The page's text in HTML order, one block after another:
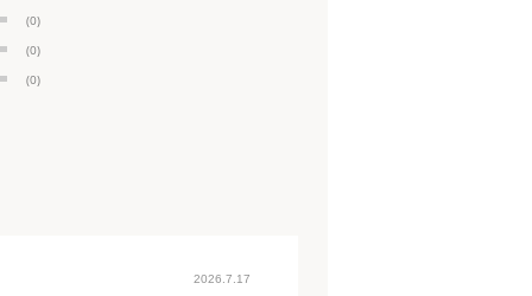
(0)
(0)
(0)
2026.7.17